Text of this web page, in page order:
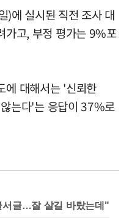
에 실시된 직전 조사 대
가고, 부정 평가는 9%포
에 대해서는 '신뢰한
는다'는 응답이 37%로
서글…잘 살길 바랐는데"